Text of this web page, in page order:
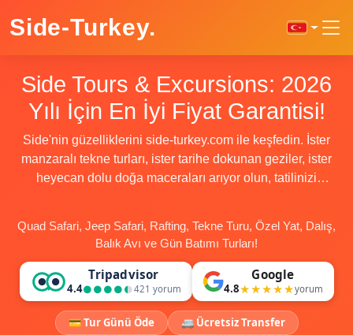
Side-Turkey.
Side Tours & Excursions: 2026
Yılı İçin En İyi Fiyat Garantisi!
Side'nin güzelliklerini side-turkey.com ile keşfedin. İster
manzaralı tekne turları, ister tarihe dokunan geziler, ister
heyecan dolu doğa maceraları arıyor olun, tatilinizi
sunduğu güzelliğe, heyecana ve büyüye dalın!
Quad Safari, Jeep Safari, Rafting, Tekne Turu, Özel Yat, Dalış,
Balık Avı ve Gün Batımı Turları!
Tripadvisor
4.4●●●●●
●●●●●421 yorum
Google
4.8★★★★★
★★★★★ yorum
💳 Tur Günü Öde
🚐 Ücretsiz Transfer